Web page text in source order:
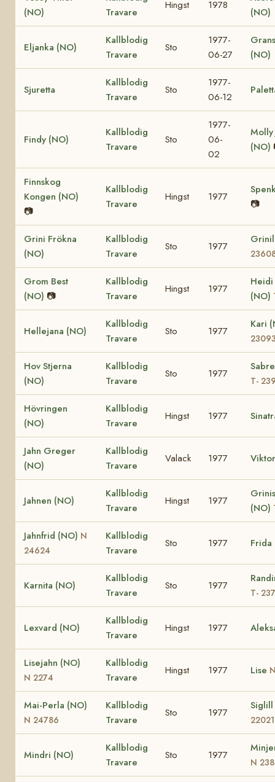
(NO)
Travare
Hingst 1978
(NO)
Eljanka (NO)
Kallblodig
Travare
Sto
1977-
06-27
(NO)
Sjuretta
Kallblodig
Travare
Sto
1977-
06-12
Findy (NO)
Kallblodig
Travare
Sto
1977-
06-
02
Molly
(NO)
Finnskog
Kongen (NO)
📷
Kallblodig
Travare
Hingst 1977
📷
Grini Frökna
(NO)
Kallblodig
Travare
Sto 1977
Grom Best
(NO) 📷
Kallblodig
Travare
Hingst 1977
Heidi
(NO)
Hellejana (NO)
Kallblodig
Travare
Sto 1977
Kari
Hov Stjerna
(NO)
Kallblodig
Travare
Sto 1977
T-
Hövringen
(NO)
Kallblodig
Travare
Hingst 1977
Jahn Greger
(NO)
Kallblodig
Travare
Valack 1977
Jahnen (NO)
Kallblodig
Travare
Hingst 1977
(NO)
Jahnfrid (NO) N
24624
Kallblodig
Travare
Sto 1977 Frida
Karnita (NO)
Kallblodig
Travare
Sto 1977
T-
Lexvard (NO)
Kallblodig
Travare
Hingst 1977
Lisejahn (NO)
N 2274
Kallblodig
Travare
Hingst 1977 Lise
Mai-Perla (NO)
N 24786
Kallblodig
Travare
Sto 1977
22021
Mindri (NO)
Kallblodig
Travare
Sto 1977
N